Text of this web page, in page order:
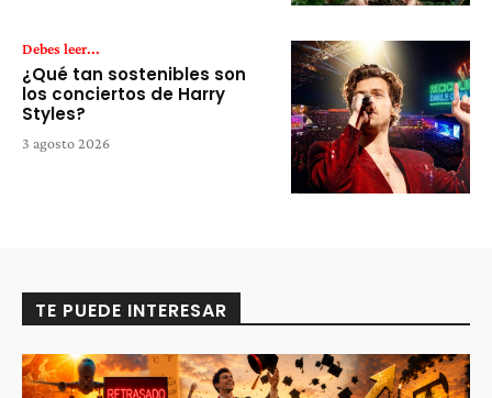
Debes leer...
¿Qué tan sostenibles son
los conciertos de Harry
Styles?
3 agosto 2026
TE PUEDE INTERESAR